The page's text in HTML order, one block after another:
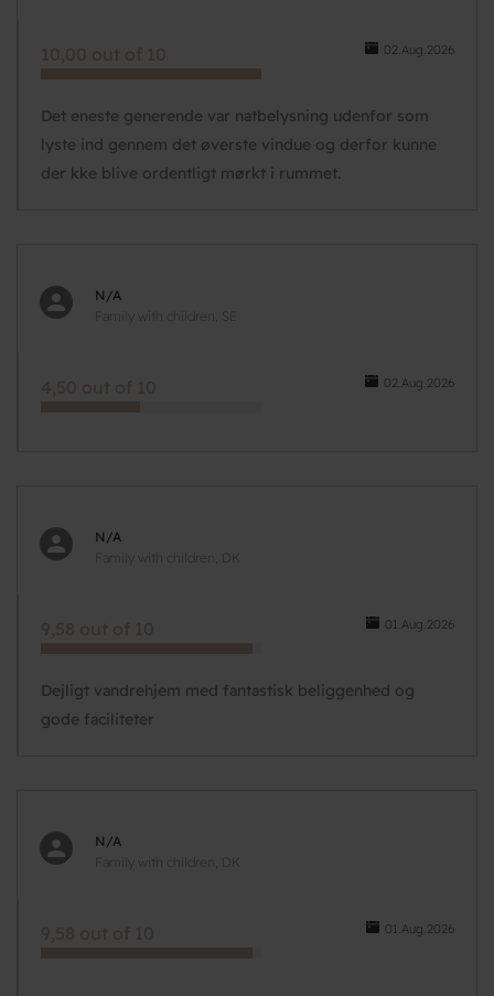
02.Aug.2026
10,00 out of 10
Det eneste generende var natbelysning udenfor som
lyste ind gennem det øverste vindue og derfor kunne
der kke blive ordentligt mørkt i rummet.
N/A
Family with children, SE
02.Aug.2026
4,50 out of 10
N/A
Family with children, DK
01.Aug.2026
9,58 out of 10
Dejligt vandrehjem med fantastisk beliggenhed og
gode faciliteter
N/A
Family with children, DK
01.Aug.2026
9,58 out of 10